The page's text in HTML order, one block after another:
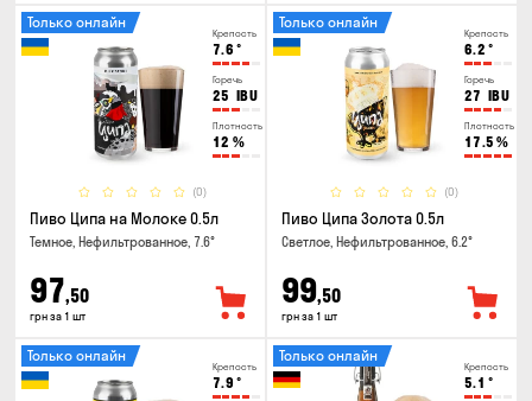
Крепость
7.6 °
Горечь
25 IBU
Плотность
12 %
(0)
Только онлайн
Пиво Ципа на Молоке 0.5л
Темное, Нефильтрованное, 7.6°
97,50
грн за 1 шт
Крепость
6.2 °
Горечь
27 IBU
Плотность
17.5 %
(0)
Только онлайн
Пиво Ципа Золота 0.5л
Светлое, Нефильтрованное, 6.2°
99,50
грн за 1 шт
Крепость
7.9 °
Только онлайн
Крепость
5.1 °
Только онлайн